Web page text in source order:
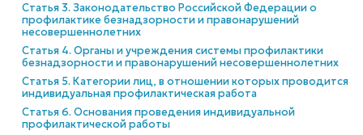
Статья 3. Законодательство Российской Федерации о
профилактике безнадзорности и правонарушений
несовершеннолетних
Статья 4. Органы и учреждения системы профилактики
безнадзорности и правонарушений несовершеннолетних
Статья 5. Категории лиц, в отношении которых проводится
индивидуальная профилактическая работа
Статья 6. Основания проведения индивидуальной
профилактической работы